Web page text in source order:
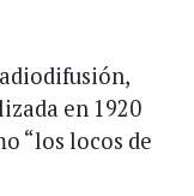
en 1920
“los locos de